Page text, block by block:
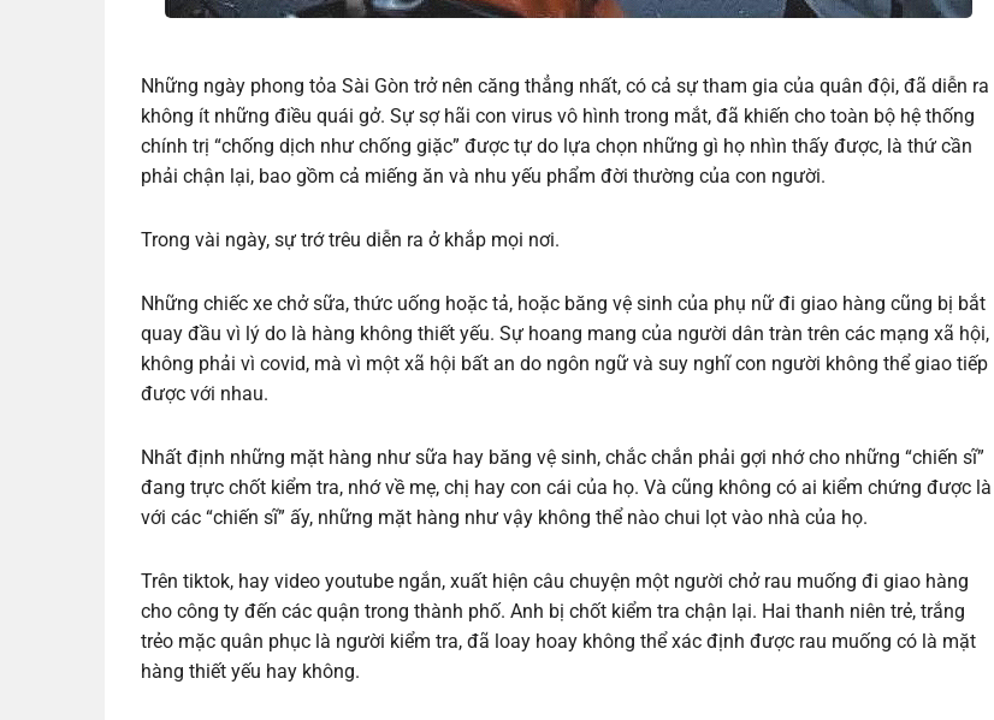
Những ngày phong tỏa Sài Gòn trở nên căng thẳng nhất, có cả sự tham gia của quân đội, đã diễn ra
không ít những điều quái gở. Sự sợ hãi con virus vô hình trong mắt, đã khiến cho toàn bộ hệ thống
chính trị “chống dịch như chống giặc” được tự do lựa chọn những gì họ nhìn thấy được, là thứ cần
phải chận lại, bao gồm cả miếng ăn và nhu yếu phẩm đời thường của con người.
Trong vài ngày, sự trớ trêu diễn ra ở khắp mọi nơi.
Những chiếc xe chở sữa, thức uống hoặc tả, hoặc băng vệ sinh của phụ nữ đi giao hàng cũng bị bắt
quay đầu vì lý do là hàng không thiết yếu. Sự hoang mang của người dân tràn trên các mạng xã hội,
không phải vì covid, mà vì một xã hội bất an do ngôn ngữ và suy nghĩ con người không thể giao tiếp
được với nhau.
Nhất định những mặt hàng như sữa hay băng vệ sinh, chắc chắn phải gợi nhớ cho những “chiến sĩ”
đang trực chốt kiểm tra, nhớ về mẹ, chị hay con cái của họ. Và cũng không có ai kiểm chứng được là
với các “chiến sĩ” ấy, những mặt hàng như vậy không thể nào chui lọt vào nhà của họ.
Trên tiktok, hay video youtube ngắn, xuất hiện câu chuyện một người chở rau muống đi giao hàng
cho công ty đến các quận trong thành phố. Anh bị chốt kiểm tra chận lại. Hai thanh niên trẻ, trắng
trẻo mặc quân phục là người kiểm tra, đã loay hoay không thể xác định được rau muống có là mặt
hàng thiết yếu hay không.